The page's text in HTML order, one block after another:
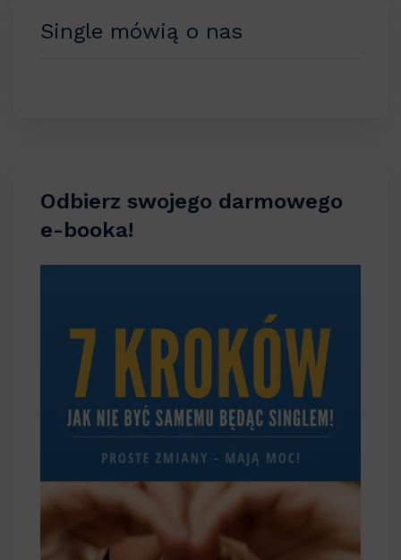
Single mówią o nas
Odbierz swojego darmowego
e-booka!